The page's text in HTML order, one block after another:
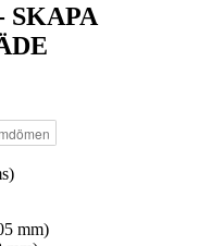
SKAPA